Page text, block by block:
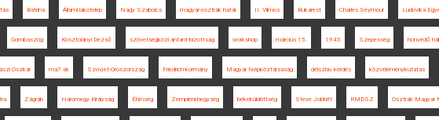
Batrina Állami lakótelep Nagy Szabolcs magyar-osztrák határ II. Vilmos Bukarest Charles Seymour Ludovika
Gombaszög Kosztolányi Dezső szövetségközi antant-bizottság workshop március 15. 1945 Szepesség honvédő
Oszkár ma7.sk Szovjet-Oroszország Friedrich-kormány Magyar Népköztársaság délszláv kérdés közvéleménykutatás
Zágráb Háromegy Királyság Éhínség Zempléni-hegység békeküldöttség Steve Jobbitt RMDSZ Osztrák-Magyar